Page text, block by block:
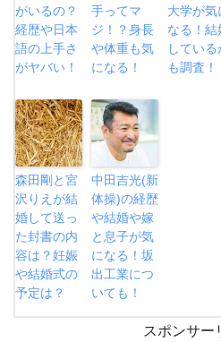
がいるの？
経歴や日本
語の上手さ
がヤバい！
手ってマ
ジ！？身長
や体重も気
になる！
大学が気
なる！結
している
も調査！
森田剛と宮
沢りえが結
婚して送っ
た封書の内
容は？妊娠
や結婚式の
予定は？
中田吉光(新
体操)の経歴
や結婚や嫁
と息子が気
になる！坂
出工業につ
いても！
スポンサー